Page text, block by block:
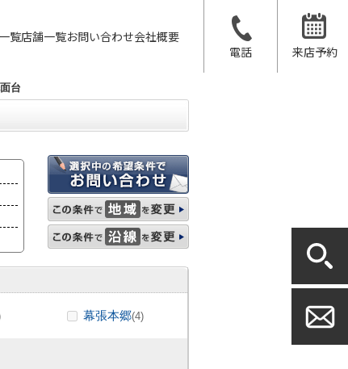
覧店舗一覧お問い合わせ会社概要
電話
来店予約
台
幕張本郷(4)